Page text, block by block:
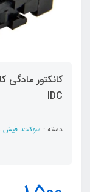
IDC
دسته : سوکت، فیش و